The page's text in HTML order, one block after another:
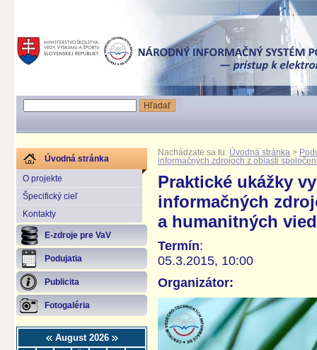
Úvodná stránka
O projekte
Špecifický cieľ
Kontakty
E-zdroje pre VaV
Podujatia
Publicita
Fotogaléria
August 2026
Nachádzate sa tu: Úvodná stránka >
informačných zdrojoch z oblasti
Praktické ukážky
informačných
a humanitných vied
Termín:
05.3.2015, 10:00
Organizátor: